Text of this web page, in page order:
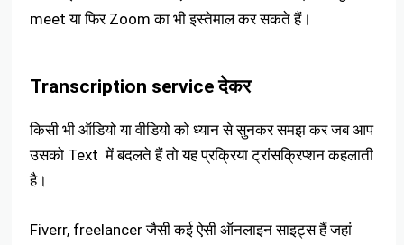
meet या फिर Zoom का भी इस्तेमाल कर सकते हैं।
Transcription service देकर
किसी भी ऑडियो या वीडियो को ध्यान से सुनकर समझ कर जब आप
उसको Text में बदलते हैं तो यह प्रक्रिया ट्रांसक्रिप्शन कहलाती
है।
Fiverr, freelancer जैसी कई ऐसी ऑनलाइन साइट्स हैं जहां